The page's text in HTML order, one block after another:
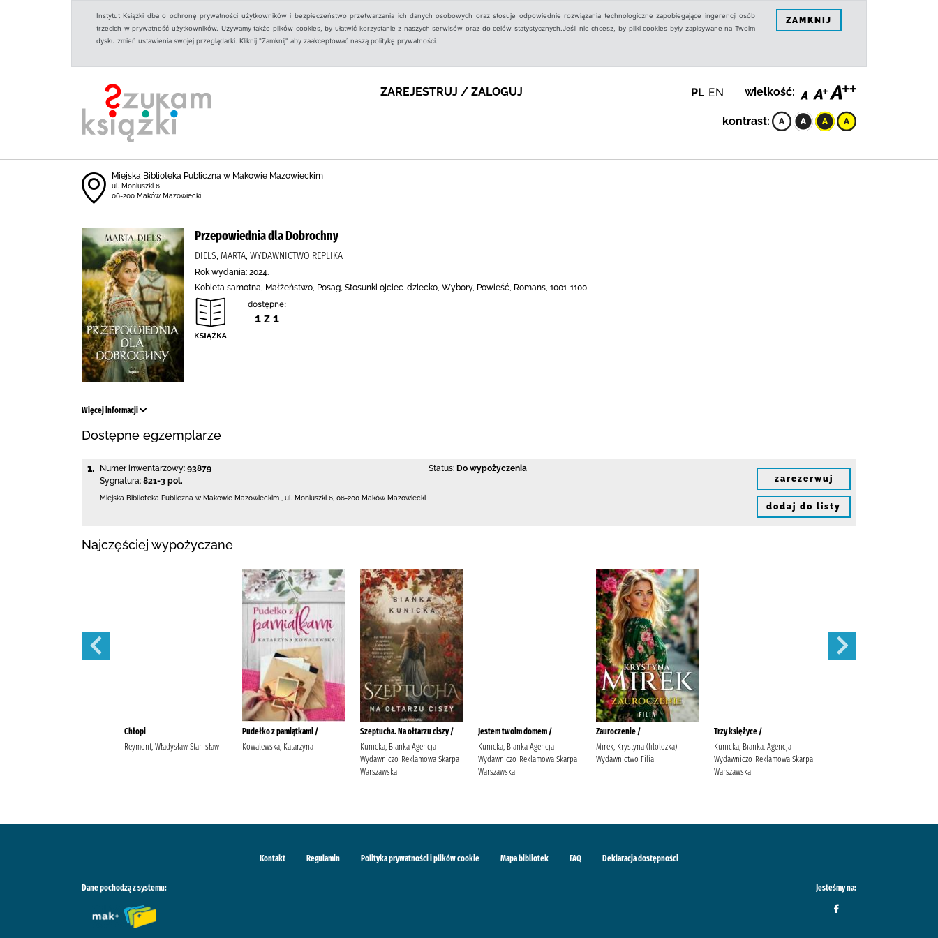
Instytut Książki dba o ochronę prywatności użytkowników i bezpieczeństwo przetwarzania ich danych osobowych oraz stosuje odpowiednie rozwiązania technologiczne zapobiegające ingerencji osób
trzecich w prywatność użytkowników. Używamy także plików cookies, by ułatwić korzystanie z naszych serwisów oraz do celów statystycznych.Jeśli nie chcesz, by pliki cookies były zapisywane na Twoim
dysku zmień ustawienia swojej przeglądarki. Kliknij "Zamknij" aby zaakceptować naszą politykę prywatności.
ZAMKNIJ
ZAREJESTRUJ / ZALOGUJ PL EN wielkość:
kontrast:
Miejska Biblioteka Publiczna w Makowie Mazowieckim
ul. Moniuszki 6
06-200 Maków Mazowiecki
Przepowiednia dla Dobrochny
DIELS, MARTA, WYDAWNICTWO REPLIKA
Rok wydania: 2024.
Kobieta samotna, Małżeństwo, Posag, Stosunki ojciec-dziecko, Wybory, Powieść, Romans, 1001-1100
dostępne:
1 z 1
Więcej informacji
Dostępne egzemplarze
1. Numer inwentarzowy: 93879
Sygnatura: 821-3 pol.
Status: Do wypożyczenia
Miejska Biblioteka Publiczna w Makowie Mazowieckim ul. Moniuszki 6 06-200 Maków Mazowiecki
zarezerwuj
dodaj do listy
Najczęściej wypożyczane
Chłopi
Reymont, Władysław Stanisław
Pudełko z pamiątkami /
Kowalewska, Katarzyna
Szeptucha. Na ołtarzu ciszy /
Kunicka, Bianka Agencja
Wydawniczo-Reklamowa Skarpa
Warszawska
Jestem twoim domem /
Kunicka, Bianka Agencja
Wydawniczo-Reklamowa Skarpa
Warszawska
Zauroczenie /
Mirek, Krystyna (filolożka)
Wydawnictwo Filia
Trzy księżyce /
Kunicka, Bianka. Agencja
Wydawniczo-Reklamowa Skarpa
Warszawska
Kontakt Regulamin Polityka prywatności i plików cookie Mapa bibliotek FAQ Deklaracja dostępności
Dane pochodzą z systemu: Jesteśmy na: